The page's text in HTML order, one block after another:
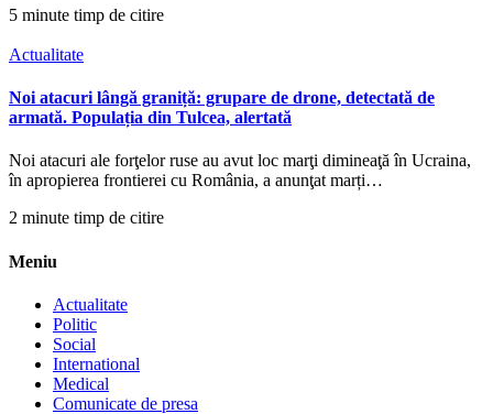
5 minute timp de citire
Actualitate
Noi atacuri lângă graniță: grupare de drone, detectată de
armată. Populația din Tulcea, alertată
Noi atacuri ale forţelor ruse au avut loc marţi dimineaţă în Ucraina,
în apropierea frontierei cu România, a anunţat marți…
2 minute timp de citire
Meniu
Actualitate
Politic
Social
International
Medical
Comunicate de presa